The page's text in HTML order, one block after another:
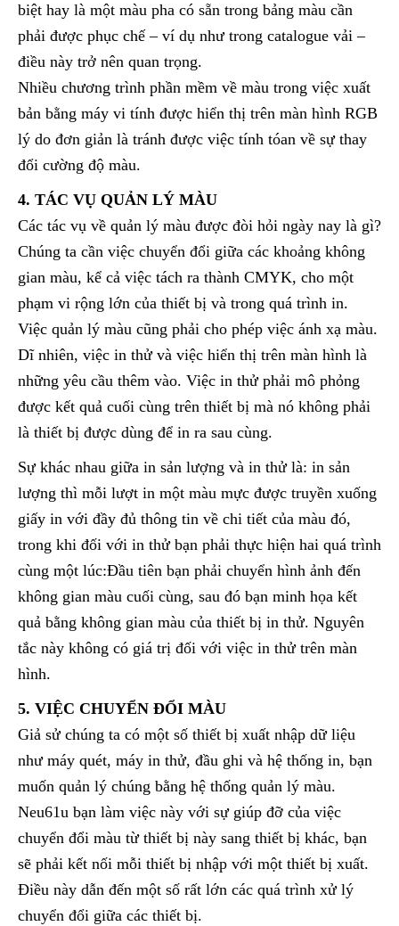
biệt hay là một màu pha có sẵn trong bảng màu cần
phải được phục chế – ví dụ như trong catalogue vải –
điều này trở nên quan trọng.
Nhiều chương trình phần mềm về màu trong việc xuất
bản bằng máy vi tính được hiển thị trên màn hình RGB
lý do đơn giản là tránh được việc tính tóan về sự thay
đổi cường độ màu.
4. TÁC VỤ QUẢN LÝ MÀU
Các tác vụ về quản lý màu được đòi hỏi ngày nay là gì?
Chúng ta cần việc chuyển đổi giữa các khoảng không
gian màu, kể cả việc tách ra thành CMYK, cho một
phạm vi rộng lớn của thiết bị và trong quá trình in.
Việc quản lý màu cũng phải cho phép việc ánh xạ màu.
Dĩ nhiên, việc in thử và việc hiển thị trên màn hình là
những yêu cầu thêm vào. Việc in thử phải mô phỏng
được kết quả cuối cùng trên thiết bị mà nó không phải
là thiết bị được dùng để in ra sau cùng.
Sự khác nhau giữa in sản lượng và in thử là: in sản
lượng thì mỗi lượt in một màu mực được truyền xuống
giấy in với đầy đủ thông tin về chi tiết của màu đó,
trong khi đối với in thử bạn phải thực hiện hai quá trình
cùng một lúc:Đầu tiên bạn phải chuyển hình ảnh đến
không gian màu cuối cùng, sau đó bạn minh họa kết
quả bằng không gian màu của thiết bị in thử. Nguyên
tắc này không có giá trị đối với việc in thử trên màn
hình.
5. VIỆC CHUYỂN ĐỔI MÀU
Giả sử chúng ta có một số thiết bị xuất nhập dữ liệu
như máy quét, máy in thử, đầu ghi và hệ thống in, bạn
muốn quản lý chúng bằng hệ thống quản lý màu.
Neu61u bạn làm việc này với sự giúp đỡ của việc
chuyển đổi màu từ thiết bị này sang thiết bị khác, bạn
sẽ phải kết nối mỗi thiết bị nhập với một thiết bị xuất.
Điều này dẫn đến một số rất lớn các quá trình xử lý
chuyển đổi giữa các thiết bị.